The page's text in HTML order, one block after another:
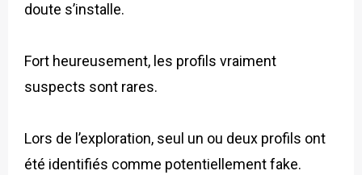
doute s’installe.
Fort heureusement, les profils vraiment
suspects sont rares.
Lors de l’exploration, seul un ou deux profils ont
été identifiés comme potentiellement fake.